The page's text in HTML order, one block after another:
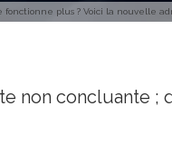
fonctionne plus ? Voici la nouvelle
non concluante ;